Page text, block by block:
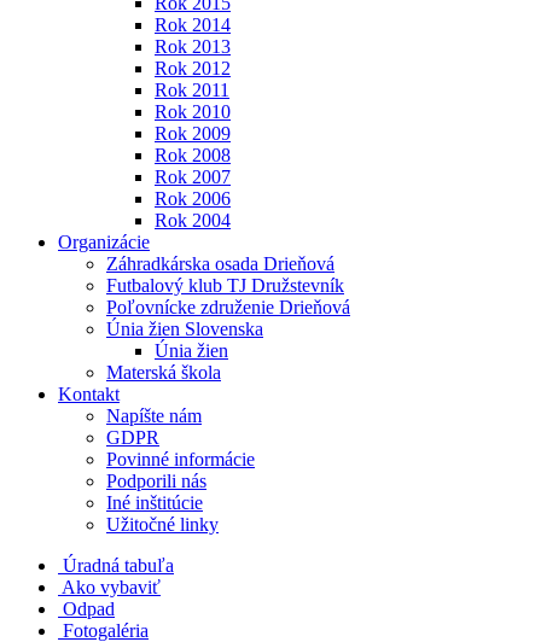
Rok 2014
Rok 2013
Rok 2012
Rok 2011
Rok 2010
Rok 2009
Rok 2008
Rok 2007
Rok 2006
Rok 2004
Organizácie
Záhradkárska osada Drieňová
Futbalový klub TJ Družstevník
Poľovnícke združenie Drieňová
Únia žien Slovenska
Únia žien
Materská škola
Kontakt
Napíšte nám
GDPR
Povinné informácie
Podporili nás
Iné inštitúcie
Užitočné linky
Úradná tabuľa
Ako vybaviť
Odpad
Fotogaléria